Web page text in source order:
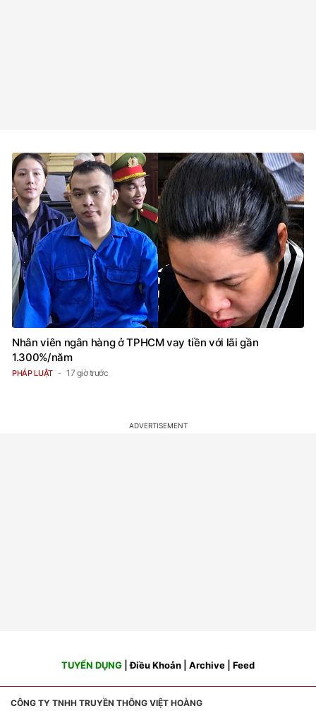
Nhân viên ngân hàng ở TPHCM vay tiền với lãi gần
1.300%/năm
PHÁP LUẬT 17 giờ trước
TUYỂN DỤNG |Điều Khoản Archive Feed
CÔNG TY TNHH TRUYỀN THÔNG VIỆT HOÀNG